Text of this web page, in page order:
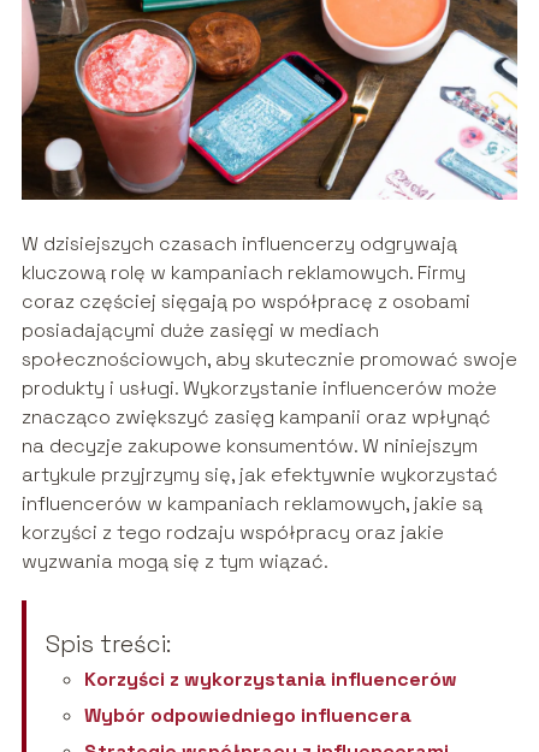
W dzisiejszych czasach influencerzy odgrywają
kluczową rolę w kampaniach reklamowych. Firmy
coraz częściej sięgają po współpracę z osobami
posiadającymi duże zasięgi w mediach
społecznościowych, aby skutecznie promować swoje
produkty i usługi. Wykorzystanie influencerów może
znacząco zwiększyć zasięg kampanii oraz wpłynąć
na decyzje zakupowe konsumentów. W niniejszym
artykule przyjrzymy się, jak efektywnie wykorzystać
influencerów w kampaniach reklamowych, jakie są
korzyści z tego rodzaju współpracy oraz jakie
wyzwania mogą się z tym wiązać.
Spis treści:
Korzyści z wykorzystania influencerów
Wybór odpowiedniego influencera